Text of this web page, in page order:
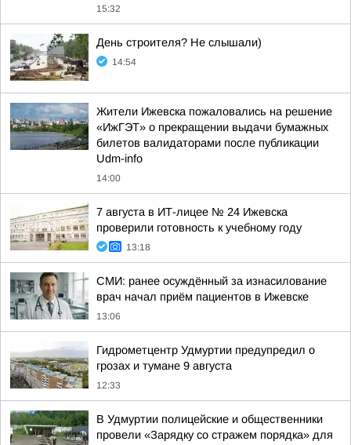
15:32
День строителя? Не слышали)
14:54
Жители Ижевска пожаловались на решение
«ИжГЭТ» о прекращении выдачи бумажных
билетов валидаторами после публикации
Udm-info
14:00
7 августа в ИТ-лицее № 24 Ижевска
проверили готовность к учебному году
13:18
СМИ: ранее осуждённый за изнасилование
врач начал приём пациентов в Ижевске
13:06
Гидрометцентр Удмуртии предупредил о
грозах и тумане 9 августа
12:33
В Удмуртии полицейские и общественники
провели «Зарядку со стражем порядка» для